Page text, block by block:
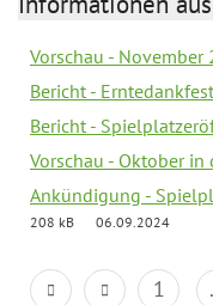
Vorschau - November
Bericht -
Bericht -
Vorschau - Oktober in
Ankündigung -
208 kB
06.09.2024
1